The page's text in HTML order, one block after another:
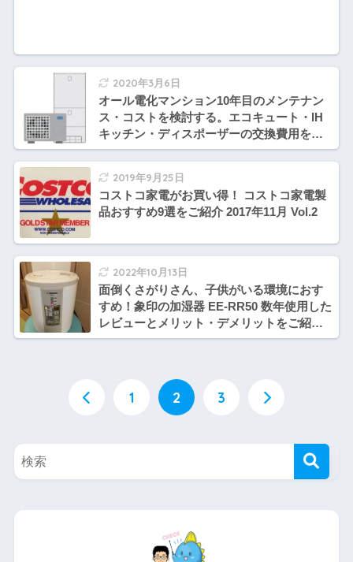
2020年3月6日
オール電化マンション10年目のメンテナン
ス・コストを検討する。エコキュート・IH
キッチン・ディスポーザーの交換費用をま
とめてみました。
2019年9月25日
コストコ家電がお買い得！ コストコ家電製
品おすすめ9選をご紹介 2017年11月 Vol.2
2022年10月13日
面倒くさがりさん、子供がいる環境におす
すめ！象印の加湿器 EE-RR50 数年使用した
レビューとメリット・デメリットをご紹介
致します。
1 2 3